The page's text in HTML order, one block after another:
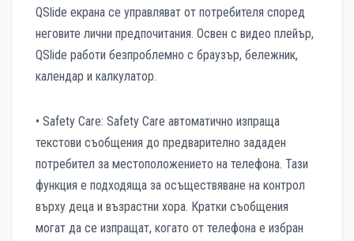
QSlide екрана се управляват от потребителя според
неговите лични предпочитания. Освен с видео плейър,
QSlide работи безпроблемно с браузър, бележник,
календар и калкулатор.
• Safety Care: Safety Care автоматично изпраща
текстови съобщения до предварително зададен
потребител за местоположението на телефона. Тази
функция е подходяща за осъществяване на контрол
върху деца и възрастни хора. Кратки съобщения
могат да се изпращат, когато от телефона е избран